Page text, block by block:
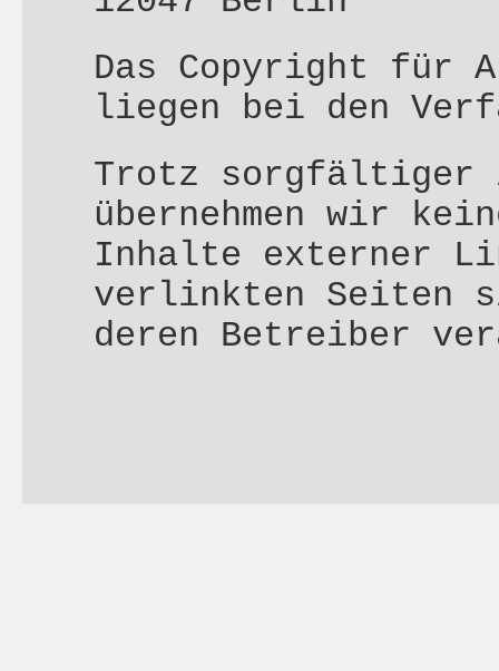
Das Copyright für
liegen bei den
Trotz sorgfältiger
übernehmen wir
Inhalte externer
verlinkten Seiten
deren Betreiber